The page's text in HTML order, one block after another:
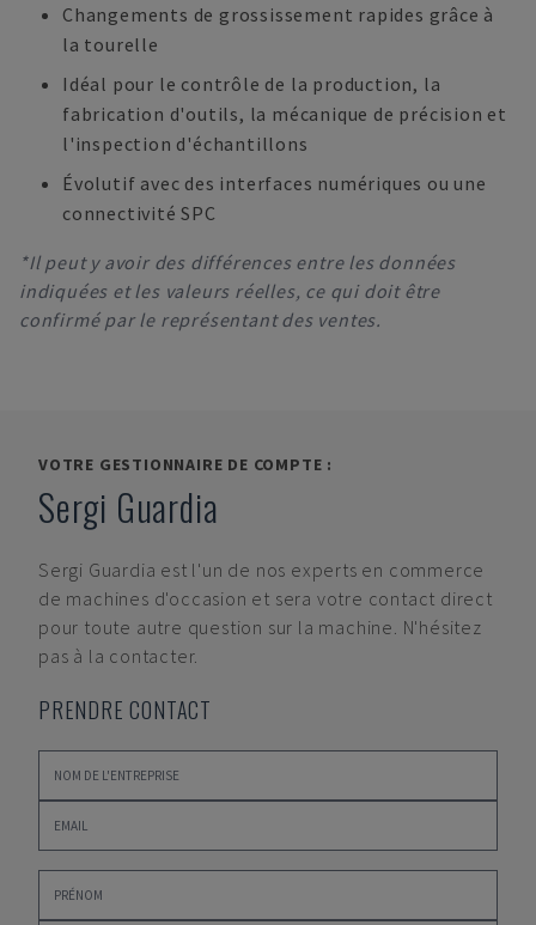
Changements de grossissement rapides grâce à
la tourelle
Idéal pour le contrôle de la production, la
fabrication d'outils, la mécanique de précision et
l'inspection d'échantillons
Évolutif avec des interfaces numériques ou une
connectivité SPC
*Il peut y avoir des différences entre les données
indiquées et les valeurs réelles, ce qui doit être
confirmé par le représentant des ventes.
VOTRE GESTIONNAIRE DE COMPTE :
Sergi Guardia
Sergi Guardia est l'un de nos experts en commerce
de machines d'occasion et sera votre contact direct
pour toute autre question sur la machine. N'hésitez
pas à la contacter.
PRENDRE CONTACT